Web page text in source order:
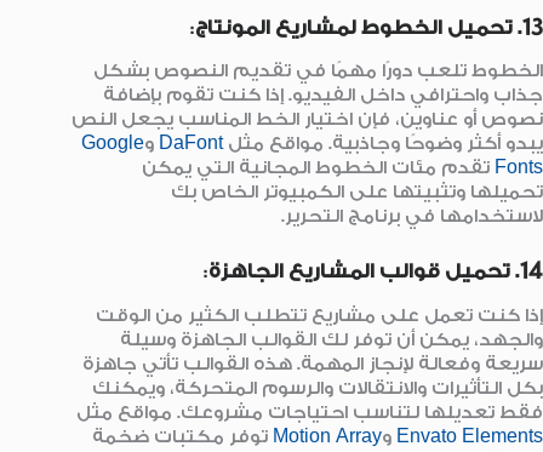
13. تحميل الخطوط لمشاريع المونتاج :
الخطوط تلعب دورًا مهمًا في تقديم النصوص بشكل
جذاب واحترافي داخل الفيديو. إذا كنت تقوم بإضافة
نصوص أو عناوين، فإن اختيار الخط المناسب يجعل النص
يبدو أكثر وضوحًا وجاذبية. مواقع مثلDaFont وGoogle
Fonts تقدم مئات الخطوط المجانية التي يمكن
تحميلها وتثبيتها على الكمبيوتر الخاص بك
لاستخدامها في برنامج التحرير.
14. تحميل قوالب المشاريع الجاهزة :
إذا كنت تعمل على مشاريع تتطلب الكثير من الوقت
والجهد، يمكن أن توفر لك القوالب الجاهزة وسيلة
سريعة وفعالة لإنجاز المهمة. هذه القوالب تأتي جاهزة
بكل التأثيرات والانتقالات والرسوم المتحركة، ويمكنك
فقط تعديلها لتناسب احتياجات مشروعك. مواقع مثل
Envato Elements وMotion Array توفر مكتبات ضخمة